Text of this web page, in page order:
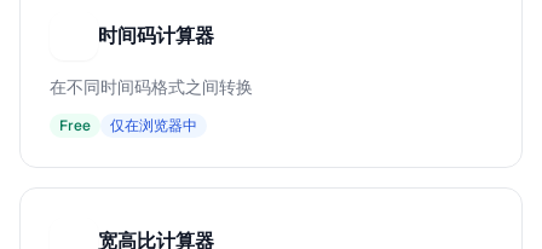
时间码计算器
在不同时间码格式之间转换
Free 仅在浏览器中
宽高比计算器